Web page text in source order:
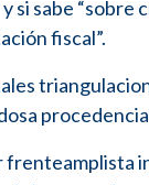
si sabe
fiscal”.